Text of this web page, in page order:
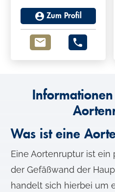
Zum Profil
Was ist eine
Eine Aortenruptur ist ein
der Gefäßwand der
handelt sich hierbei um